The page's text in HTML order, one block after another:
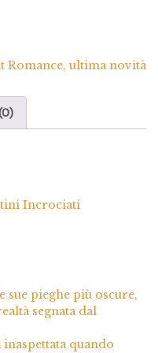
Romance, ultima novità
Incrociati
sue pieghe più oscure,
segnata dal
quando